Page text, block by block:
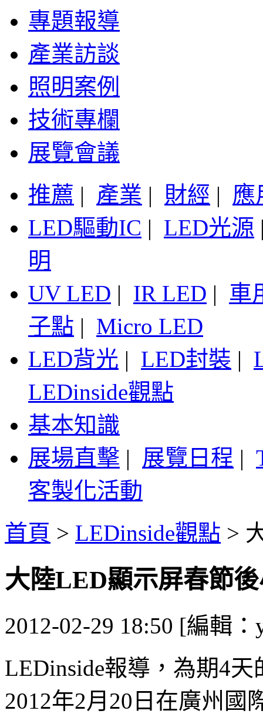
專題報導
產業訪談
照明案例
技術專欄
展覽會議
推薦 | 產業 | 財經 | 應
LED驅動IC | LED光源
明
UV LED | IR LED | 車
子點 | Micro LED
LED背光 | LED封裝 |
LEDinside觀點
基本知識
展場直擊 | 展覽日程 |
客製化活動
首頁 > LEDinside觀點 >
大陸LED顯示屏春節
2012-02-29 18:50 [編輯：
LEDinside報導，為期4
2012年2月20日在廣州國